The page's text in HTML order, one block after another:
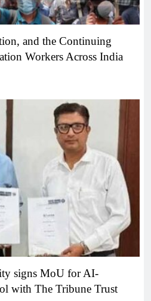
and the Continuing
Workers Across India
signs MoU for AI-
with The Tribune Trust